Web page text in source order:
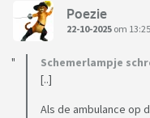
Poezie
22-10-2025 om 13:25
Schemerlampje
[..]
Als de ambulance op